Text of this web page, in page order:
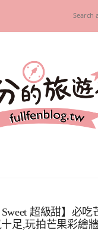
超級甜】必
足,玩拍芒果彩繪